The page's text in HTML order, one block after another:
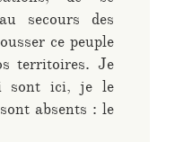
secours des
ce peuple
territoires. Je
sont ici, je le
absents : le